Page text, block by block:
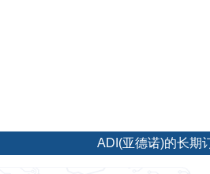
ADI(亚德诺)的长期